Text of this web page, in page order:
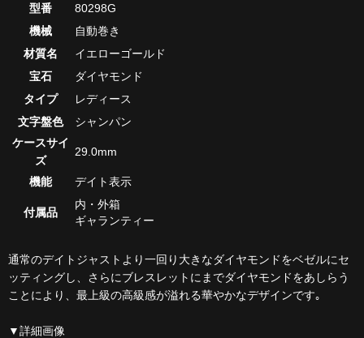
型番
80298G
機械
自動巻き
材質名
イエローゴールド
宝石
ダイヤモンド
タイプ
レディース
文字盤色
シャンパン
ケースサイ
ズ
29.0mm
機能 デイト表示
付属品
内・外箱
ギャランティー
通常のデイトジャストより一回り大きなダイヤモンドをベゼルにセ
ッティングし、さらにブレスレットにまでダイヤモンドをあしらう
ことにより、最上級の高級感が溢れる華やかなデザインです｡
▼詳細画像